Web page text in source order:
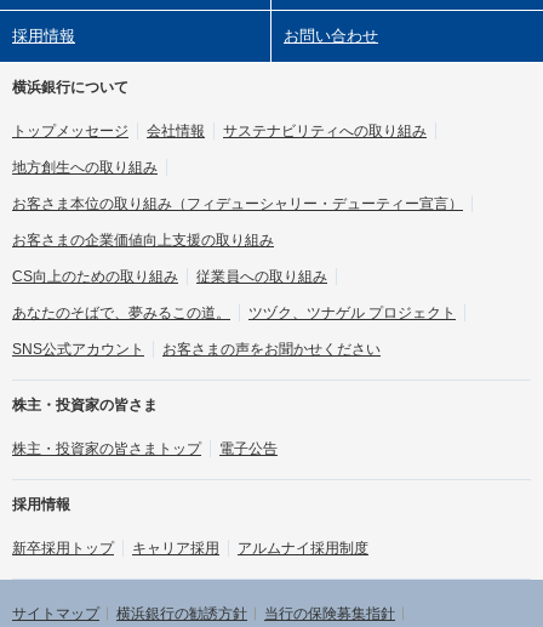
採用情報 お問い合わせ
横浜銀行について
トップメッセージ 会社情報 サステナビリティへの取り組み
地方創生への取り組み
お客さま本位の取り組み （フィデューシャリー・デューティー宣言）
お客さまの企業価値向上支援の取り組み
CS向上のための取り組み 従業員への取り組み
あなたのそばで、夢みるこの道。 ツヅク、ツナゲル プロジェクト
SNS公式アカウント お客さまの声をお聞かせください
株主・投資家の皆さま
株主・投資家の皆さまトップ 電子公告
採用情報
新卒採用トップ キャリア採用 アルムナイ採用制度
サイトマップ 横浜銀行の勧誘方針 当行の保険募集指針